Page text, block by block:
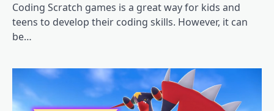
Coding Scratch games is a great way for kids and
teens to develop their coding skills. However, it can
be…